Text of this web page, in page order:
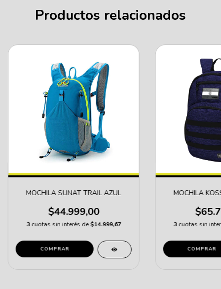
Productos relacionados
MOCHILA SUNAT TRAIL AZUL
$44.999,00
3 cuotas sin interés de$14.999,67
COMPRAR
MOCHILA
3cuotas sin
COMPRAR